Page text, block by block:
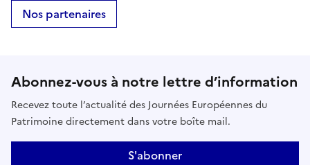
Nos partenaires
Abonnez-vous à notre lettre d’information
Recevez toute l’actualité des Journées Européennes du
Patrimoine directement dans votre boîte mail.
S'abonner